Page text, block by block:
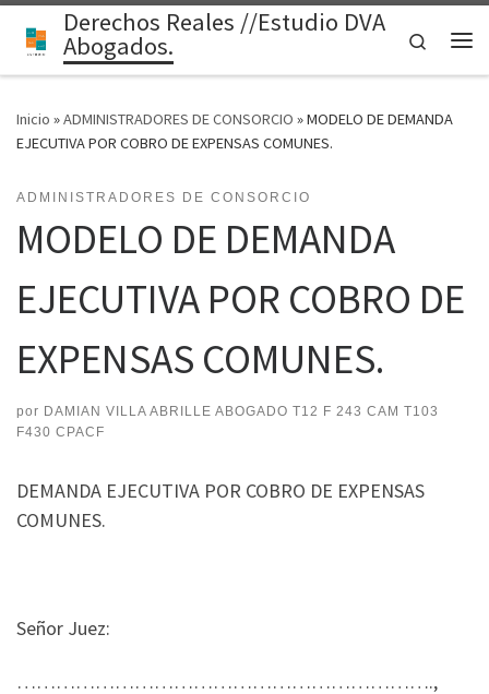
Saltar al contenido
Derechos Reales //Estudio DVA
Abogados.
Search
Inicio »ADMINISTRADORES DE CONSORCIO »MODELO DE DEMANDA
EJECUTIVA POR COBRO DE EXPENSAS COMUNES.
ADMINISTRADORES DE CONSORCIO
MODELO DE DEMANDA
EJECUTIVA POR COBRO DE
EXPENSAS COMUNES.
por DAMIAN VILLA ABRILLE ABOGADO T12 F 243 CAM T103
F430 CPACF
DEMANDA EJECUTIVA POR COBRO DE EXPENSAS
COMUNES.
Señor Juez:
……………………………………………………….,